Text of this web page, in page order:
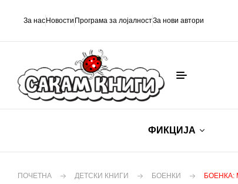
За нас Новости Програма за лојалностЗа нови автори
ФИКЦИЈА
ПОЧЕТНА ДЕТСКИ КНИГИ БОЕНКИ